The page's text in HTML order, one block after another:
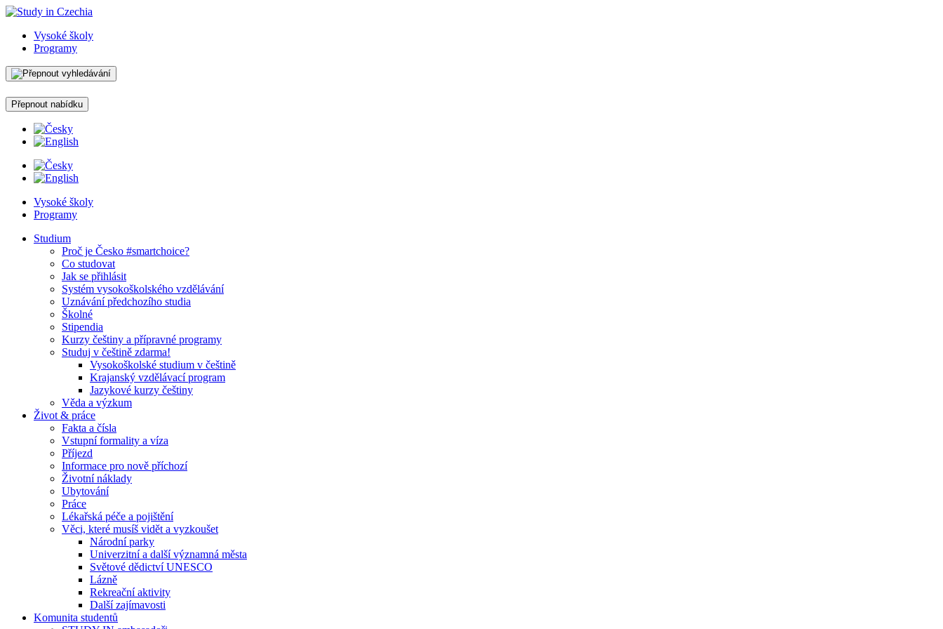
Vysoké školy
Programy
Přepnout nabídku
Vysoké školy
Programy
Studium
Proč je Česko #smartchoice?
Co studovat
Jak se přihlásit
Systém vysokoškolského vzdělávání
Uznávání předchozího studia
Školné
Stipendia
Kurzy češtiny a přípravné programy
Studuj v češtině zdarma!
Vysokoškolské studium v češtině
Krajanský vzdělávací program
Jazykové kurzy češtiny
Věda a výzkum
Život & práce
Fakta a čísla
Vstupní formality a víza
Příjezd
Informace pro nově příchozí
Životní náklady
Ubytování
Práce
Lékařská péče a pojištění
Věci, které musíš vidět a vyzkoušet
Národní parky
Univerzitní a další významná města
Světové dědictví UNESCO
Lázně
Rekreační aktivity
Další zajímavosti
Komunita studentů